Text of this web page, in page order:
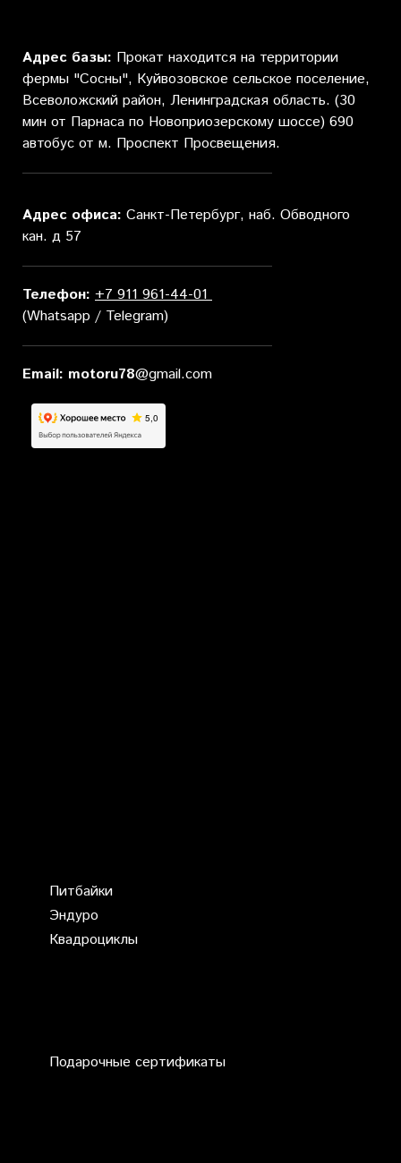
Адрес базы: Прокат находится на территории
фермы "Сосны", Куйвозовское сельское поселение,
Всеволожский район, Ленинградская область. (30
мин от Парнаса по Новоприозерскому шоссе) 690
автобус от м. Проспект Просвещения.
Адрес офиса: Санкт-Петербург, наб. Обводного
кан. д 57
Телефон: +7 911 961-44-01
(Whatsapp / Telegram)
Email: motoru78@gmail.com
Питбайки
Эндуро
Квадроциклы
Подарочные сертификаты